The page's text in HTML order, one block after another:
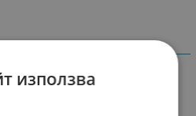
резеда.
използва